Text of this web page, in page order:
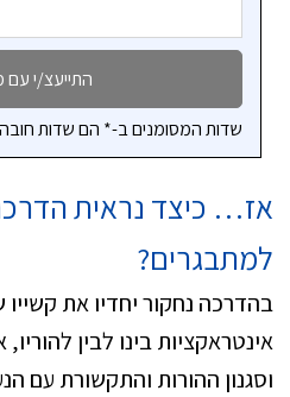
שדות המסומנים ב-* הם שדות חובה
אז… כיצד נראית
למתבגרים?
בהדרכה נחקור יחדיו את
אינטראקציות בינו לבין
וסגנון ההורות והתקשורת עם